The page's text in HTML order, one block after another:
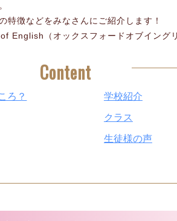
特徴などをみなさんにご紹介します！
English（オックスフォードオブイング
Content
ろ？
学校紹介
クラス
生徒様の声